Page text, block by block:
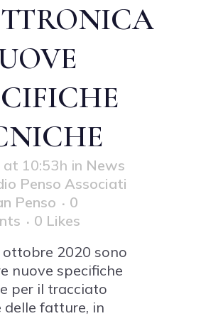
10:53h in News
Penso Associati
Penso
0
0 Likes
ottobre 2020 sono
nuove specifiche
per il tracciato
delle fatture, in